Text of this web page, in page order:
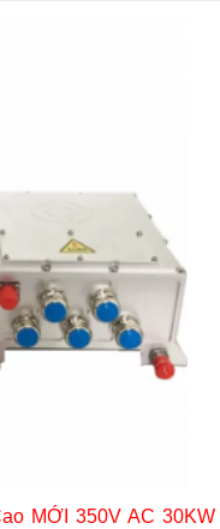
MỚI 350V AC 30KW